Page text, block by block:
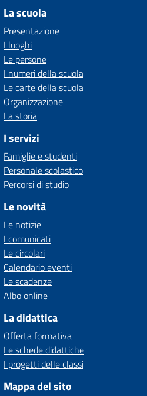
La scuola
Presentazione
I luoghi
Le persone
I numeri della scuola
Le carte della scuola
Organizzazione
La storia
I servizi
Famiglie e studenti
Personale scolastico
Percorsi di studio
Le novità
Le notizie
I comunicati
Le circolari
Calendario eventi
Le scadenze
Albo online
La didattica
Offerta formativa
Le schede didattiche
I progetti delle classi
Mappa del sito